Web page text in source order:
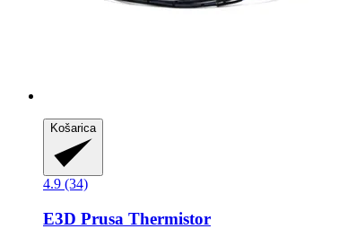
Košarica
4.9 (34)
E3D Prusa Thermistor